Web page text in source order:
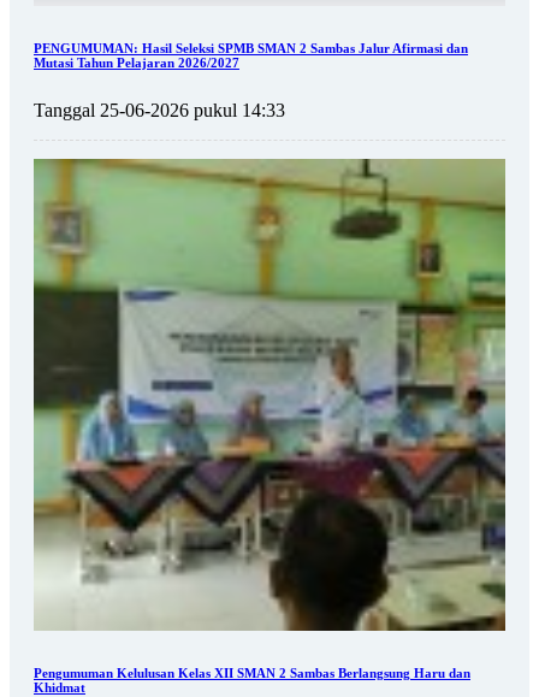
PENGUMUMAN: Hasil Seleksi SPMB SMAN 2 Sambas Jalur Afirmasi dan
Mutasi Tahun Pelajaran 2026/2027
Tanggal 25-06-2026 pukul 14:33
Pengumuman Kelulusan Kelas XII SMAN 2 Sambas Berlangsung Haru dan
Khidmat